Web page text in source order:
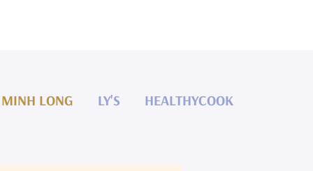
MINH LONG LY'S HEALTHYCOOK